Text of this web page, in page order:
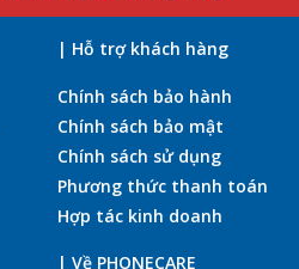
| Hỗ trợ khách hàng
Chính sách bảo hành
Chính sách bảo mật
Chính sách sử dụng
Phương thức thanh toán
Hợp tác kinh doanh
| Về PHONECARE